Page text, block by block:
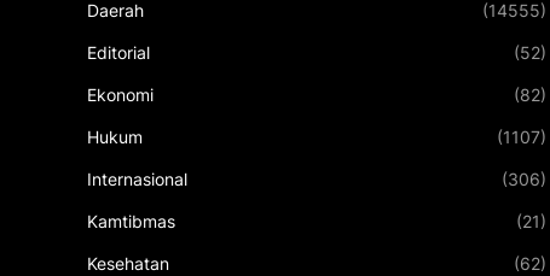
Daerah (14555)
Editorial (52)
Ekonomi (82)
Hukum (1107)
Internasional (306)
Kamtibmas (21)
Kesehatan (62)